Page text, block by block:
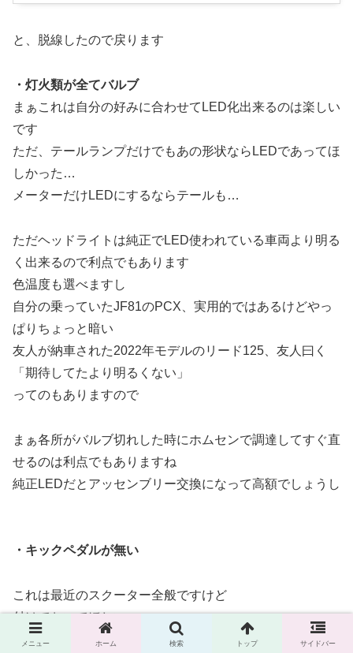
と、脱線したので戻ります
・灯火類が全てバルブ
まぁこれは自分の好みに合わせてLED化出来るのは楽しい
です
ただ、テールランプだけでもあの形状ならLEDであってほ
しかった…
メーターだけLEDにするならテールも…
ただヘッドライトは純正でLED使われている車両より明る
く出来るので利点でもあります
色温度も選べますし
自分の乗っていたJF81のPCX、実用的ではあるけどやっ
ぱりちょっと暗い
友人が納車された2022年モデルのリード125、友人曰く
「期待してたより明るくない」
ってのもありますので
まぁ各所がバルブ切れした時にホムセンで調達してすぐ直
せるのは利点でもありますね
純正LEDだとアッセンブリー交換になって高額でしょうし
・キックペダルが無い
これは最近のスクーター全般ですけど
付けておいてほしい…
メニュー ホーム 検索 トップ サイドバー